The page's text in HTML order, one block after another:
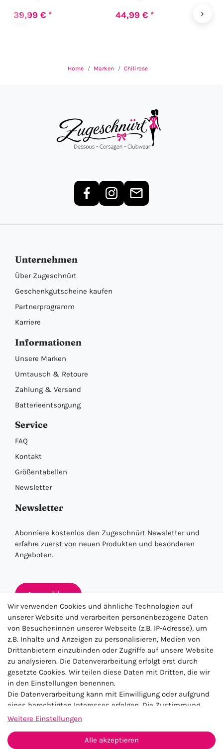
‹
39,99 € * 44,99 € * ›
Home Marken Chilirose
Unternehmen
Über Zugeschnürt
Geschenkgutscheine kaufen
Partnerprogramm
Karriere
Informationen
Unsere Marken
Umtausch & Retoure
Zahlung & Versand
Batterieentsorgung
Service
FAQ
Kontakt
Größentabellen
Newsletter
Newsletter
Abonniere kostenlos den Zugeschnürt Newsletter und
erfahre zuerst von neuen Produkten und besonderen
Angeboten.
Anmelden
★★★★★
4.5 / 5.0 (23.143)
Impressum Daten­schutz­erklärung
AGB
Widerrufs­recht
Kontakt
Wir verwenden Cookies und ähnliche Technologien auf
unserer Website und verarbeiten personenbezogene Daten
von Besucher:innen unserer Webseite (z.B. IP-Adresse), um
z.B. Inhalte und Anzeigen zu personalisieren, Medien von
Drittanbietern einzubinden oder Zugriffe auf unsere Website
zu analysieren. Die Datenverarbeitung erfolgt erst durch
gesetzte Cookies. Wir teilen diese Daten mit Dritten, die wir
in den Einstellungen benennen.
Die Datenverarbeitung kann mit Einwilligung oder aufgrund
eines berechtigten Interesses erfolgen. Die Zustimmung
kann erteilt oder abgelehnt werden. Es besteht das Recht,
Zeitpunkt zu ändern oder zu widerrufen. Beachten Sie unser
Weitere Einstellungen
Alle akzeptieren